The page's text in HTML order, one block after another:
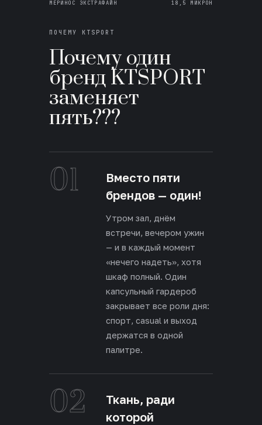
МЕРИНОС ЭКСТРАФАЙН 18,5 МИКРОН
ПОЧЕМУ KTSPORT
Почему один
бренд KTSPORT
заменяет
пять???
01
Вместо пяти
брендов — один!
Утром зал, днём
встречи, вечером ужин
— и в каждый момент
«нечего надеть», хотя
шкаф полный. Один
капсульный гардероб
закрывает все роли дня:
спорт, casual и выход
держатся в одной
палитре.
02
Ткань, ради
которой